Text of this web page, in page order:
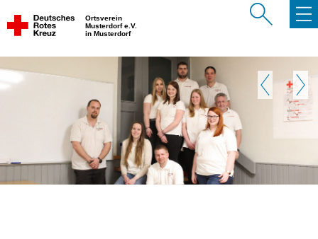
Ortsverein
Musterdorf e.V.
in Musterdorf
Zurück